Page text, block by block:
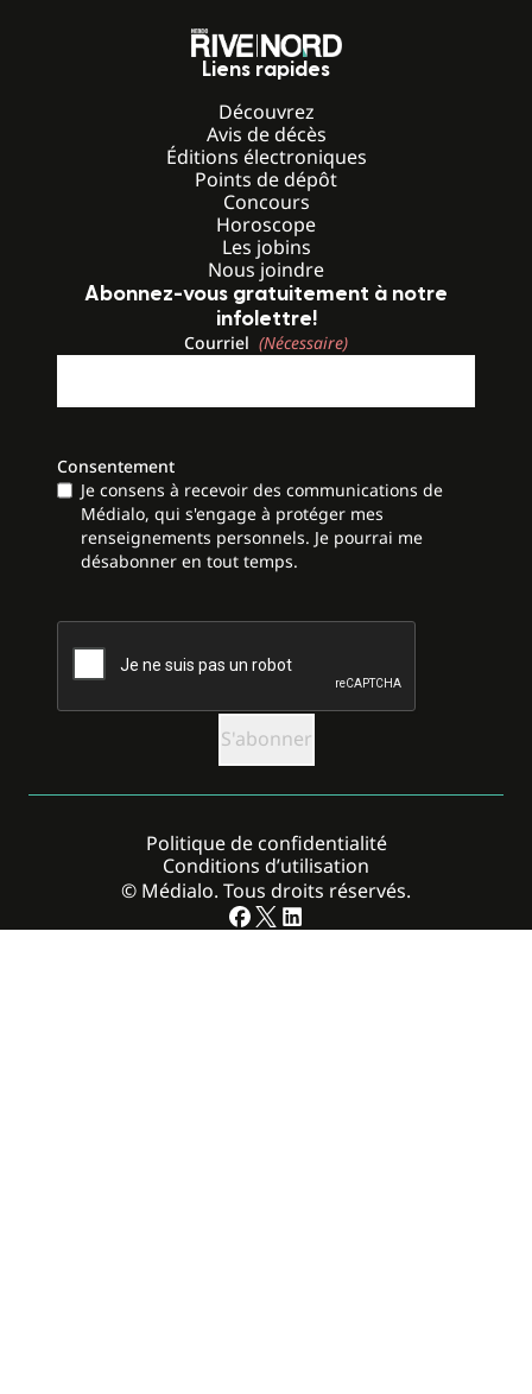
Liens rapides
Découvrez
Avis de décès
Éditions électroniques
Points de dépôt
Concours
Horoscope
Les jobins
Nous joindre
Abonnez-vous gratuitement à notre
infolettre!
Courriel (Nécessaire)
Consentement
Je consens à recevoir des communications de
Médialo, qui s'engage à protéger mes
renseignements personnels. Je pourrai me
désabonner en tout temps.
CAPTCHA
© Médialo. Tous droits réservés.
Politique de confidentialité
Conditions d’utilisation